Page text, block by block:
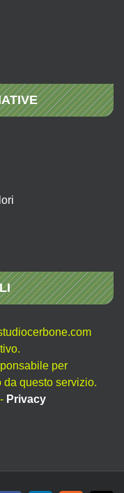
per
questo servizio.
Privacy